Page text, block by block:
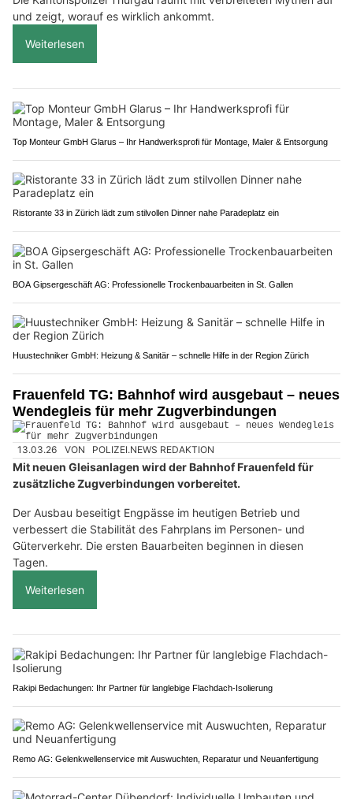
und zeigt, worauf es wirklich ankommt.
Weiterlesen
Top Monteur GmbH Glarus – Ihr Handwerksprofi für Montage, Maler & Entsorgung
Ristorante 33 in Zürich lädt zum stilvollen Dinner nahe Paradeplatz ein
BOA Gipsergeschäft AG: Professionelle Trockenbauarbeiten in St. Gallen
Huustechniker GmbH: Heizung & Sanitär – schnelle Hilfe in der Region Zürich
Frauenfeld TG: Bahnhof wird ausgebaut – neues
Wendegleis für mehr Zugverbindungen
13.03.26 VON POLIZEI.NEWS REDAKTION
Mit neuen Gleisanlagen wird der Bahnhof Frauenfeld für
zusätzliche Zugverbindungen vorbereitet.
Der Ausbau beseitigt Engpässe im heutigen Betrieb und
verbessert die Stabilität des Fahrplans im Personen- und
Güterverkehr. Die ersten Bauarbeiten beginnen in diesen
Tagen.
Weiterlesen
Rakipi Bedachungen: Ihr Partner für langlebige Flachdach-Isolierung
Remo AG: Gelenkwellenservice mit Auswuchten, Reparatur und Neuanfertigung